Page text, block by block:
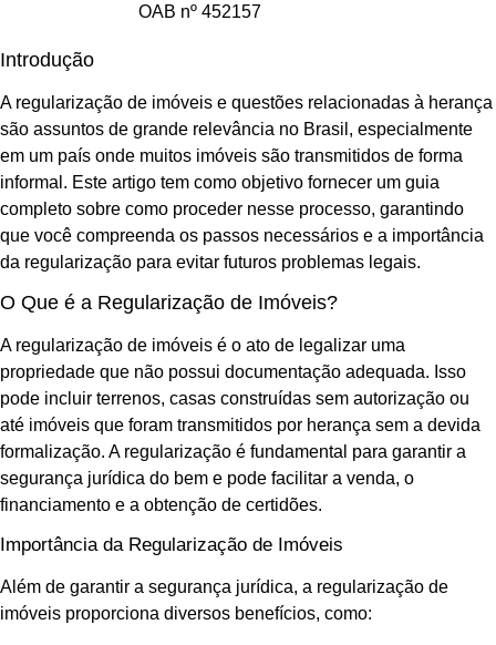
OAB nº 452157
Introdução
A regularização de imóveis e questões relacionadas à herança
são assuntos de grande relevância no Brasil, especialmente
em um país onde muitos imóveis são transmitidos de forma
informal. Este artigo tem como objetivo fornecer um guia
completo sobre como proceder nesse processo, garantindo
que você compreenda os passos necessários e a importância
da regularização para evitar futuros problemas legais.
O Que é a Regularização de Imóveis?
A regularização de imóveis é o ato de legalizar uma
propriedade que não possui documentação adequada. Isso
pode incluir terrenos, casas construídas sem autorização ou
até imóveis que foram transmitidos por herança sem a devida
formalização. A regularização é fundamental para garantir a
segurança jurídica do bem e pode facilitar a venda, o
financiamento e a obtenção de certidões.
Importância da Regularização de Imóveis
Além de garantir a segurança jurídica, a regularização de
imóveis proporciona diversos benefícios, como: